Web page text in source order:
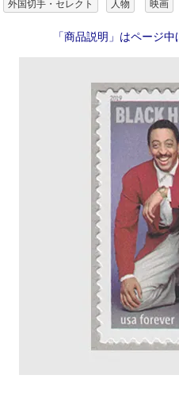
外国切手・セレクト 人物 映画
「商品説明」はページ